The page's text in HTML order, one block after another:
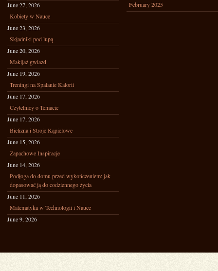
June 27, 2026
Kobiety w Nauce
June 23, 2026
Składniki pod lupą
June 20, 2026
Makijaż gwiazd
June 19, 2026
Treningi na Spalanie Kalorii
June 17, 2026
Czytelnicy o Temacie
June 17, 2026
Bielizna i Stroje Kąpielowe
June 15, 2026
Zapachowe Inspiracje
June 14, 2026
Podłoga do domu przed wykończeniem: jak
dopasować ją do codziennego życia
June 11, 2026
Matematyka w Technologii i Nauce
June 9, 2026
February 2025